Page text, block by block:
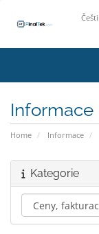
Informace
Home Informace
Kategorie